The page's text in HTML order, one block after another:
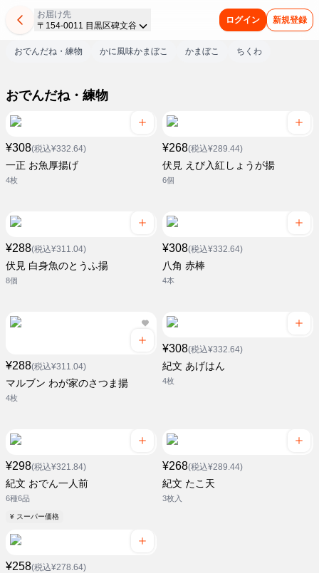
お届け先
〒154-0011 目黒区碑文谷
ログイン 新規登録
おでんだね・練物 かに風味かまぼこ かまぼこ ちくわ
おでんだね・練物
¥308(税込¥332.64)
一正 お魚厚揚げ
4枚
¥268(税込¥289.44)
伏見 えび入紅しょうが揚
6個
¥288(税込¥311.04)
伏見 白身魚のとうふ揚
8個
¥308(税込¥332.64)
八角 赤棒
4本
¥288(税込¥311.04)
マルブン わが家のさつま揚
4枚
¥308(税込¥332.64)
紀文 あげはん
4枚
¥298(税込¥321.84)
紀文 おでん一人前
6種6品
¥ スーパー価格
¥268(税込¥289.44)
紀文 たこ天
3枚入
¥258(税込¥278.64)